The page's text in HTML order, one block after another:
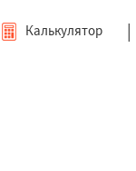
|
Калькулятор